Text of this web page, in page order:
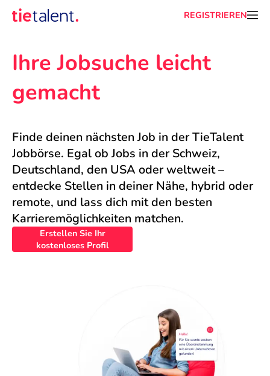
REGISTRIEREN
Ihre Jobsuche leicht
gemacht
Finde deinen nächsten Job in der TieTalent
Jobbörse. Egal ob Jobs in der Schweiz,
Deutschland, den USA oder weltweit –
entdecke Stellen in deiner Nähe, hybrid oder
remote, und lass dich mit den besten
Karrieremöglichkeiten matchen.
Erstellen Sie Ihr
kostenloses Profil